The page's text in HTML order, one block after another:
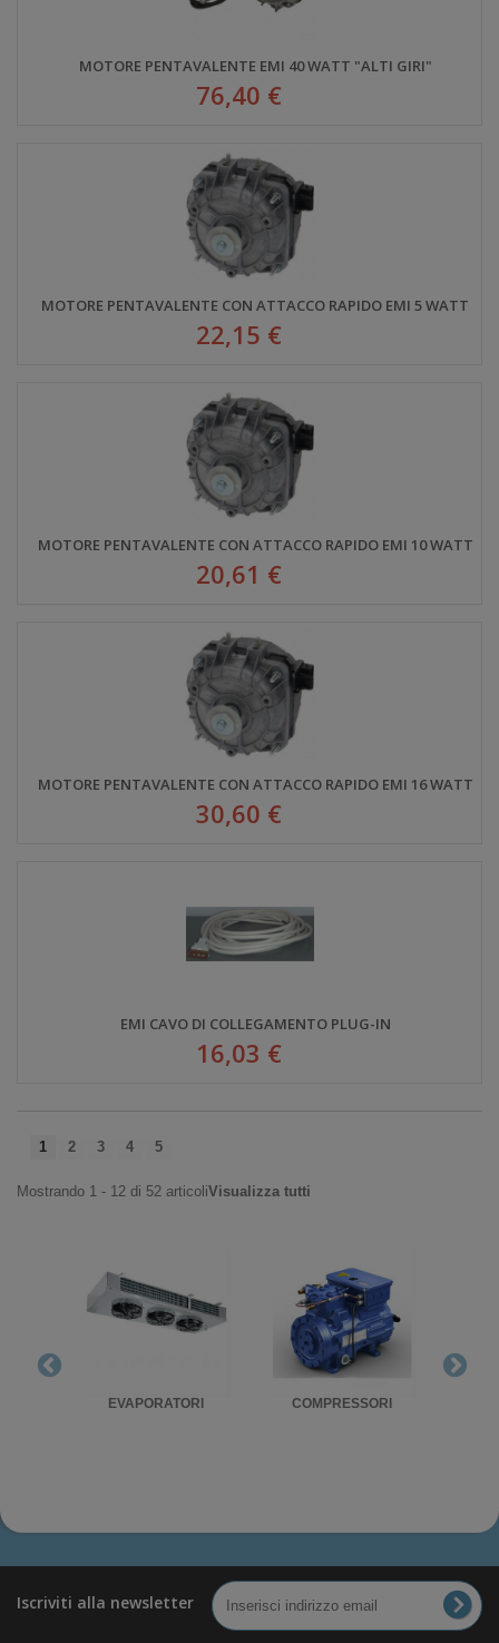
MOTORE PENTAVALENTE EMI 40 WATT "ALTI GIRI"
76,40 €
MOTORE PENTAVALENTE CON ATTACCO RAPIDO EMI 5 WATT
22,15 €
MOTORE PENTAVALENTE CON ATTACCO RAPIDO EMI 10 WATT
20,61 €
MOTORE PENTAVALENTE CON ATTACCO RAPIDO EMI 16 WATT
30,60 €
EMI CAVO DI COLLEGAMENTO PLUG-IN
16,03 €
1 2 3 4 5
Mostrando 1 - 12 di 52 articoliVisualizza tutti
EVAPORATORI COMPRESSORI
Iscriviti alla newsletter